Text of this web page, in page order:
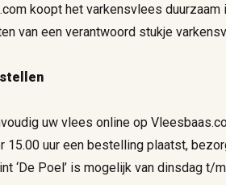
koopt het varkensvlees duurzaam
van een verantwoord stukje
uw vlees online op
15.00 uur een bestelling plaatst,
‘De Poel’ is mogelijk van dinsdag t/